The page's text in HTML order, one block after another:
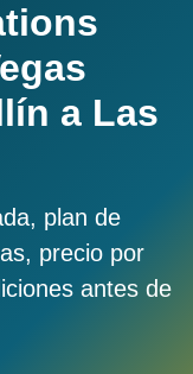
a Las
plan de
precio por
antes de